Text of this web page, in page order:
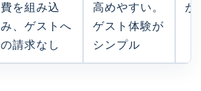
費を組み込
み、ゲストへ
の請求なし
高めやすい。
ゲスト体験が
シンプル
が